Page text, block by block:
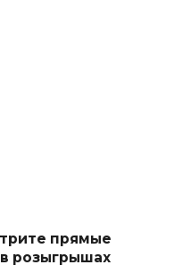
прямые
розыгрышах